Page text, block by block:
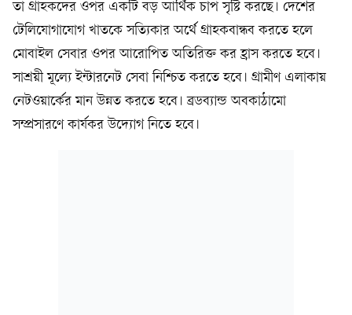
তা গ্রাহকদের ওপর একটি বড় আর্থিক চাপ সৃষ্টি করছে। দেশের
টেলিযোগাযোগ খাতকে সত্যিকার অর্থে গ্রাহকবান্ধব করতে হলে
মোবাইল সেবার ওপর আরোপিত অতিরিক্ত কর হ্রাস করতে হবে।
সাশ্রয়ী মূল্যে ইন্টারনেট সেবা নিশ্চিত করতে হবে। গ্রামীণ এলাকায়
নেটওয়ার্কের মান উন্নত করতে হবে। ব্রডব্যান্ড অবকাঠামো
সম্প্রসারণে কার্যকর উদ্যোগ নিতে হবে।